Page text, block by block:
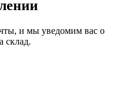
и мы уведомим вас о
склад.